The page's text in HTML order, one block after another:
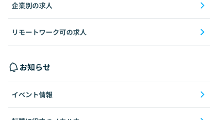
企業別の求人
リモートワーク可の求人
お知らせ
イベント情報